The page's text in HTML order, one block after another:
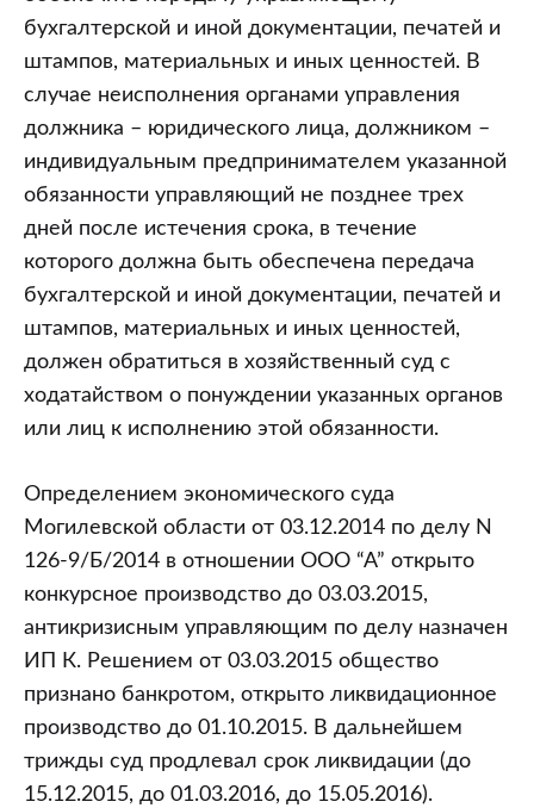
бухгалтерской и иной документации, печатей и
штампов, материальных и иных ценностей. В
случае неисполнения органами управления
должника – юридического лица, должником –
индивидуальным предпринимателем указанной
обязанности управляющий не позднее трех
дней после истечения срока, в течение
которого должна быть обеспечена передача
бухгалтерской и иной документации, печатей и
штампов, материальных и иных ценностей,
должен обратиться в хозяйственный суд с
ходатайством о понуждении указанных органов
или лиц к исполнению этой обязанности.
Определением экономического суда
Могилевской области от 03.12.2014 по делу N
126-9/Б/2014 в отношении ООО “А” открыто
конкурсное производство до 03.03.2015,
антикризисным управляющим по делу назначен
ИП К. Решением от 03.03.2015 общество
признано банкротом, открыто ликвидационное
производство до 01.10.2015. В дальнейшем
трижды суд продлевал срок ликвидации (до
15.12.2015, до 01.03.2016, до 15.05.2016).